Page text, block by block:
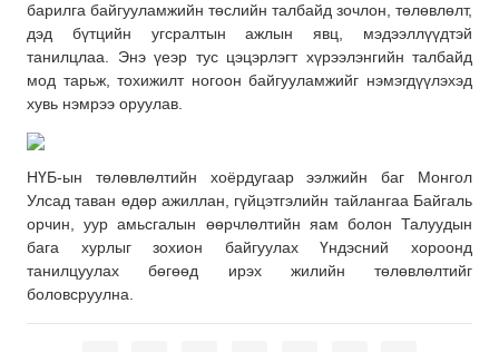
барилга байгууламжийн төслийн талбайд зочлон, төлөвлөлт,
дэд бүтцийн угсралтын ажлын явц, мэдээллүүдтэй
танилцлаа. Энэ үеэр тус цэцэрлэгт хүрээлэнгийн талбайд
мод тарьж, тохижилт ногоон байгууламжийг нэмэгдүүлэхэд
хувь нэмрээ оруулав.
НҮБ-ын төлөвлөлтийн хоёрдугаар ээлжийн баг Монгол
Улсад таван өдөр ажиллан, гүйцэтгэлийн тайлангаа Байгаль
орчин, уур амьсгалын өөрчлөлтийн яам болон Талуудын
бага хурлыг зохион байгуулах Үндэсний хороонд
танилцуулах бөгөөд ирэх жилийн төлөвлөлтийг
боловсруулна.